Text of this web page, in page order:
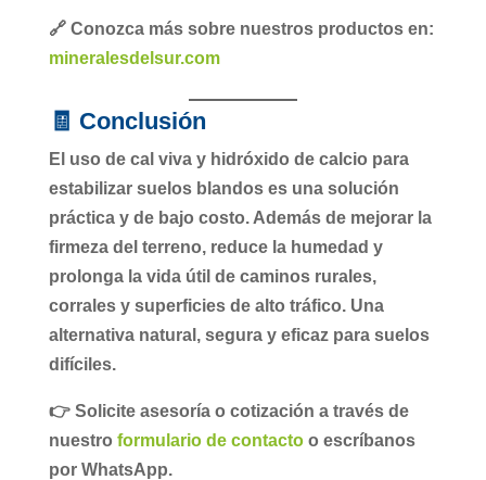
🔗 Conozca más sobre nuestros productos en:
mineralesdelsur.com
🧾 Conclusión
El uso de cal vivay hidróxido de calcio para
estabilizar suelos blandos es una solución
práctica y de bajo costo. Además de mejorar la
firmeza del terreno, reduce la humedad y
prolonga la vida útil de caminos rurales,
corrales y superficies de alto tráfico. Una
alternativa natural, segura y eficaz para suelos
difíciles.
👉 Solicite asesoría o cotización a través de
nuestro formulario de contactoo escríbanos
por WhatsApp.